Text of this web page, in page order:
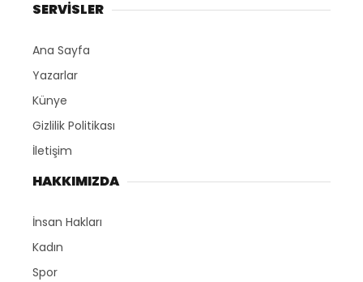
SERVİSLER
Ana Sayfa
Yazarlar
Künye
Gizlilik Politikası
İletişim
HAKKIMIZDA
İnsan Hakları
Kadın
Spor